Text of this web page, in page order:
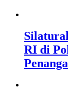
RI di